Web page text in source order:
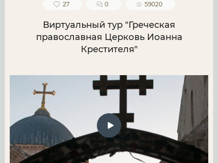
27 0 59020
Виртуальный тур "Греческая
православная Церковь Иоанна
Крестителя"